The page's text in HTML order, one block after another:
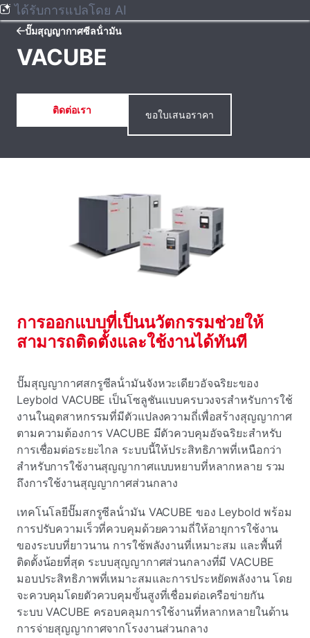
ได้รับการแปลโดย AI
ปั๊มสุญญากาศซีลน้ํามัน
VACUBE
ติดต่อเรา ขอใบเสนอราคา
การออกแบบที่เป็นนวัตกรรมช่วยให้
สามารถติดตั้งและใช้งานได้ทันที
ปั๊มสุญญากาศสกรูซีลน้ํามันจังหวะเดียวอัจฉริยะของ
Leybold VACUBE เป็นโซลูชันแบบครบวงจรสําหรับการใช้
งานในอุตสาหกรรมที่มีตัวแปลงความถี่เพื่อสร้างสุญญากาศ
ตามความต้องการ VACUBE มีตัวควบคุมอัจฉริยะสําหรับ
การเชื่อมต่อระยะไกล ระบบนี้ให้ประสิทธิภาพที่เหนือกว่า
สําหรับการใช้งานสุญญากาศแบบหยาบที่หลากหลาย รวม
ถึงการใช้งานสุญญากาศส่วนกลาง
เทคโนโลยีปั๊มสกรูซีลน้ํามัน VACUBE ของ Leybold พร้อม
การปรับความเร็วที่ควบคุมด้วยความถี่ให้อายุการใช้งาน
ของระบบที่ยาวนาน การใช้พลังงานที่เหมาะสม และพื้นที่
ติดตั้งน้อยที่สุด ระบบสุญญากาศส่วนกลางที่มี VACUBE
มอบประสิทธิภาพที่เหมาะสมและการประหยัดพลังงาน โดย
จะควบคุมโดยตัวควบคุมขั้นสูงที่เชื่อมต่อเครือข่ายกัน
ระบบ VACUBE ครอบคลุมการใช้งานที่หลากหลายในด้าน
การจ่ายสุญญากาศจากโรงงานส่วนกลาง